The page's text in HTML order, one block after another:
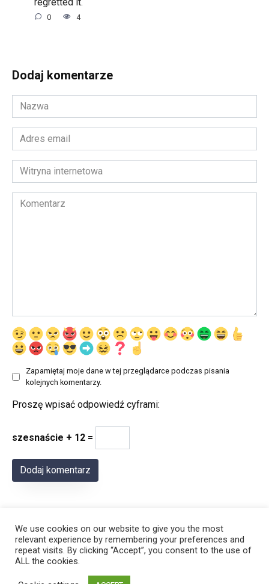
0 4
Dodaj komentarze
Nazwa
*
Adres
email
*Witryna
internetowa
Komentarz
Zapamiętaj moje dane w tej przeglądarce podczas pisania
kolejnych komentarzy.
Proszę wpisać odpowiedź cyframi:
szesnaście + 12 =
We use cookies on our website to give you the most
relevant experience by remembering your preferences and
repeat visits. By clicking “Accept”, you consent to the use of
ALL the cookies.